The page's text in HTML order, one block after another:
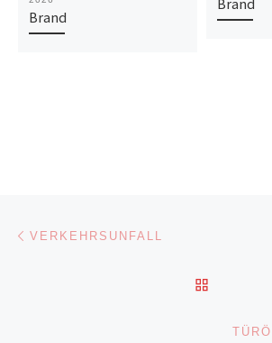
Brand
Brand
Beitragsnavigation
VERKEHRSUNFALL